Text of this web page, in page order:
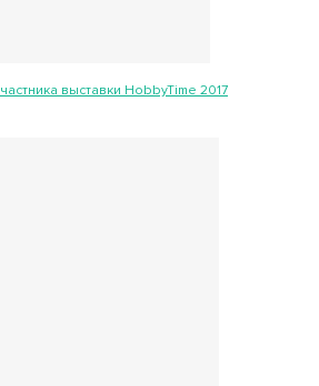
выставки HobbyTime 2017